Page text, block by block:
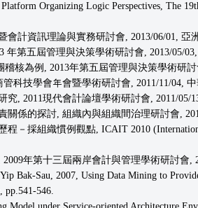
Organizing Logic Perspectives, The
計資訊理論與實務研討會, 2013/06/01,
第五屆管理與決策學術研討會, 2013/05/
核為例, 2013年第五屆管理與決策學術研
科技學會年會暨學術研討會, 2011/11/04,
, 2011現代會計論壇學術研討會, 2011/05/
係的探討, 組織內與組織間治理研討會,
－採組織慣例觀點, ICAIT 2010
年第十三屆兩岸會計與管理學術研討會,
Bak-Sau, 2007, Using Data Mining to
pp.541-546.